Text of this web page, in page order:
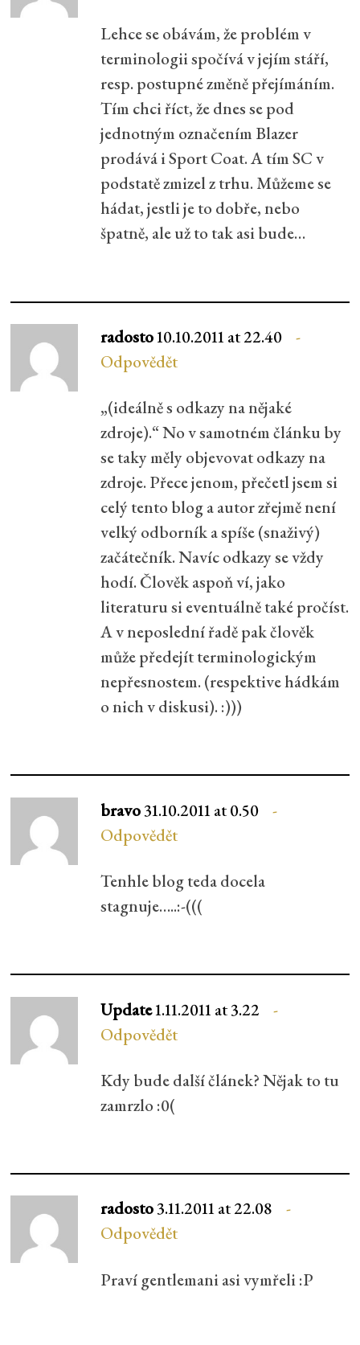
Lehce se obávám, že problém v
terminologii spočívá v jejím stáří,
resp. postupné změně přejímáním.
Tím chci říct, že dnes se pod
jednotným označením Blazer
prodává i Sport Coat. A tím SC v
podstatě zmizel z trhu. Můžeme se
hádat, jestli je to dobře, nebo
špatně, ale už to tak asi bude…
radosto10.10.2011 at 22.40
Odpovědět
„(ideálně s odkazy na nějaké
zdroje).“ No v samotném článku by
se taky měly objevovat odkazy na
zdroje. Přece jenom, přečetl jsem si
celý tento blog a autor zřejmě není
velký odborník a spíše (snaživý)
začátečník. Navíc odkazy se vždy
hodí. Člověk aspoň ví, jako
literaturu si eventuálně také pročíst.
A v neposlední řadě pak člověk
může předejít terminologickým
nepřesnostem. (respektive hádkám
o nich v diskusi). :)))
bravo31.10.2011 at 0.50
Odpovědět
Tenhle blog teda docela
stagnuje…..:-(((
Update1.11.2011 at 3.22
Odpovědět
Kdy bude další článek? Nějak to tu
zamrzlo :0(
radosto3.11.2011 at 22.08
Odpovědět
Praví gentlemani asi vymřeli :P